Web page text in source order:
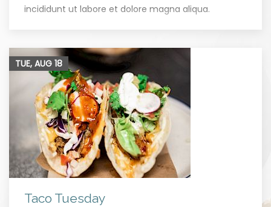
incididunt ut labore et dolore magna aliqua.
Taco Tuesday
TUE, AUG 18